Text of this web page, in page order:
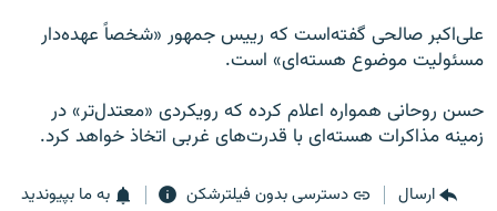
علی‌اکبر صالحی گفته‌است که رییس جمهور «شخصاً عهده‌دار
مسئولیت موضوع هسته‌ای» است.
حسن روحانی همواره اعلام کرده که رویکردی «معتدل‌تر» در
زمینه مذاکرات هسته‌ای با قدرت‌های غربی اتخاذ خواهد کرد.
ارسال دسترسی بدون فیلترشکن به ما بپیوندید